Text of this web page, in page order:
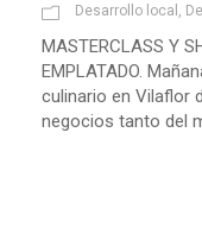
Desarrollo local ,
MASTERCLASS Y
EMPLATADO.
culinario en Vilaflor
negocios tanto del